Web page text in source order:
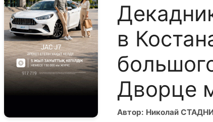
в
Дворце
Автор: Николай